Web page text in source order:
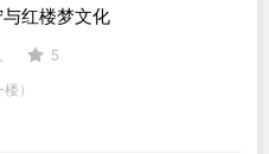
红楼梦文化
5
）